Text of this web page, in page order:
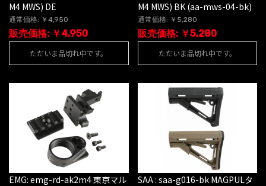
M4 MWS) DE
通常価格: ￥4,950
販売価格: ￥4,950
ただいま品切れ中です。
M4 MWS) BK (aa-mws-04-bk)
通常価格: ￥5,280
販売価格: ￥5,280
ただいま品切れ中です。
EMG: emg-rd-ak2m4 東京マル
SAA : saa-g016-bk MAGPULタ